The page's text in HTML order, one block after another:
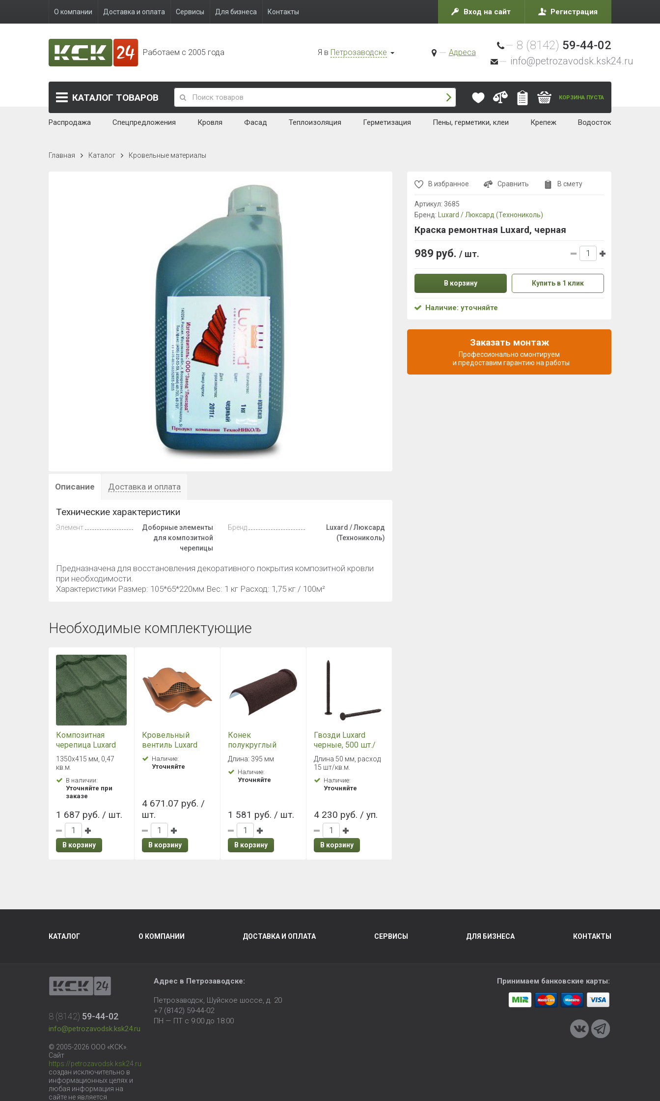
О компании Доставка и оплата Сервисы Для бизнеса Контакты Вход на сайт Регистрация
Работаем с 2005 года Я в Петрозаводске Адреса
8 (8142) 59-44-02
info@petrozavodsk.ksk24.ru
КАТАЛОГ ТОВАРОВ КОРЗИНА ПУСТА
Распродажа Спецпредложения Кровля Фасад Теплоизоляция Герметизация Пены, герметики, клеи Крепеж Водосток
Главная Каталог Кровельные материалы
Описание Доставка и оплата
Технические характеристики
Элемент
Доборные элементы
для композитной
черепицы
Бренд
Luxard / Люксард
(Технониколь)
Предназначена для восстановления декоративного покрытия композитной кровли
при необходимости.
Характеристики Размер: 105*65*220мм Вес: 1 кг Расход: 1,75 кг / 100м²
Необходимые комплектующие
Композитная
черепица Luxard
Classic Абсент
1350х415 мм, 0,47
кв.м.
В наличии:
Уточняйте при
заказе
1 687 руб. / шт.
В корзину
Кровельный
вентиль Luxard
серии DECRA
Наличие:
Уточняйте
4 671.07 руб. /
шт.
В корзину
Конек
полукруглый
Luxard, мокко
Длина: 395 мм
Наличие:
Уточняйте
1 581 руб. / шт.
В корзину
Гвозди Luxard
черные, 500 шт./
уп.
Длина 50 мм, расход
15 шт/кв.м.
Наличие:
Уточняйте
4 230 руб. / уп.
В корзину
В избранное Сравнить В смету
Артикул: 3685
Бренд:
Luxard / Люксард (Технониколь)
Краска ремонтная Luxard, черная
989 руб. / шт.
В корзину Купить в 1 клик
Наличие: уточняйте
Заказать монтаж
Профессионально смонтируем
и предоставим гарантию на работы
КАТАЛОГ О КОМПАНИИ ДОСТАВКА И ОПЛАТА СЕРВИСЫ ДЛЯ БИЗНЕСА КОНТАКТЫ
8 (8142) 59-44-02
info@petrozavodsk.ksk24.ru
© 2005-2026 ООО «КСК».
Сайт
https://petrozavodsk.ksk24.ru
создан исключительно в
информационных целях и
любая информация на
сайте не является
Адрес в Петрозаводске:
Петрозаводск, Шуйское шоссе, д. 20
+7 (8142) 59-44-02
ПН — ПТ с 9:00 до 18:00
Принимаем банковские карты: